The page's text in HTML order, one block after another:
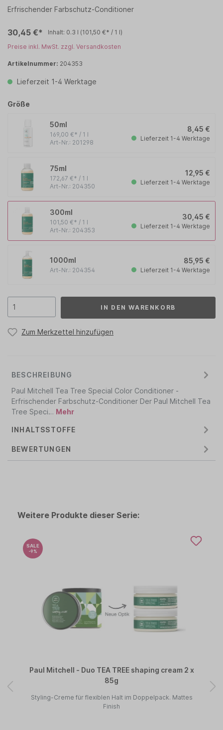
Erfrischender Farbschutz-Conditioner
30,45 €* Inhalt: 0.3 l (101,50 €* / 1 l)
Preise inkl. MwSt. zzgl. Versandkosten
Artikelnummer: 204353
Lieferzeit 1-4 Werktage
Größe
50ml
169,00 €* / 1 l
Art-Nr.: 201298
8,45 €
Lieferzeit 1-4 Werktage
75ml
172,67 €* / 1 l
Art-Nr.: 204350
12,95 €
Lieferzeit 1-4 Werktage
300ml
101,50 €* / 1 l
Art-Nr.: 204353
30,45 €
Lieferzeit 1-4 Werktage
1000ml
Art-Nr.: 204354
85,95 €
Lieferzeit 1-4 Werktage
IN DEN WARENKORB
Zum Merkzettel hinzufügen
BESCHREIBUNG
Paul Mitchell Tea Tree Special Color Conditioner -
Erfrischender Farbschutz-Conditioner Der Paul Mitchell Tea
Tree Speci… Mehr
INHALTSSTOFFE
BEWERTUNGEN
Weitere Produkte dieser Serie:
SALE
-9%
Paul Mitchell - Duo TEA TREE shaping cream 2 x
85g
Styling-Creme für flexiblen Halt im Doppelpack. Mattes
Finish